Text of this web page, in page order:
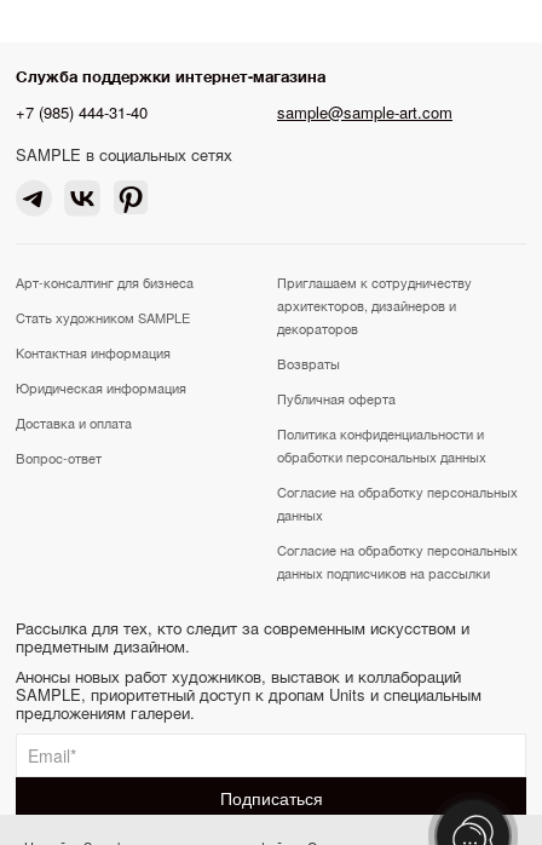
Служба поддержки интернет-магазина
+7 (985) 444-31-40
sample@sample-art.com
SAMPLE в социальных сетях
Арт-консалтинг для бизнеса
Стать художником SAMPLE
Контактная информация
Юридическая информация
Доставка и оплата
Вопрос-ответ
Приглашаем к сотрудничеству
архитекторов, дизайнеров и
декораторов
Возвраты
Публичная оферта
Политика конфиденциальности и
обработки персональных данных
Согласие на обработку персональных
данных
Согласие на обработку персональных
данных подписчиков на рассылки
Рассылка для тех, кто следит за современным искусством и
предметным дизайном.
Анонсы новых работ художников, выставок и коллабораций
SAMPLE, приоритетный доступ к дропам Units и специальным
предложениям галереи.